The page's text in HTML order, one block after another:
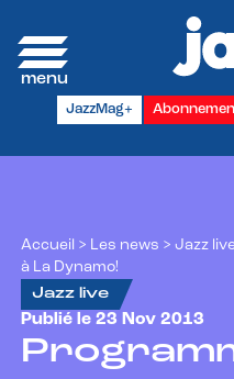
JazzMag+
Accueil > Les news > Jazz live
à La Dynamo!
Jazz live
Publié le 23 Nov 2013